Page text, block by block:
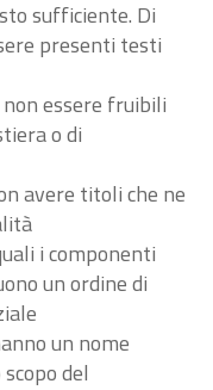
sufficiente. Di
presenti testi
essere fruibili
o di
avere titoli che ne
i componenti
un ordine di
un nome
del